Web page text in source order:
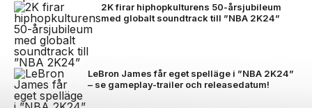
2K firar hiphopkulturens 50-årsjubileum
med globalt soundtrack till ”NBA 2K24”
LeBron James får eget spelläge i ”NBA 2K24”
– se gameplay-trailer och releasedatum!